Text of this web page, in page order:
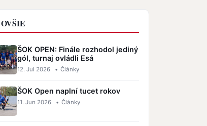
ŠOK OPEN: Finále rozhodol jediný
gól, turnaj ovládli Esá
12. Jul 2026 • Články
ŠOK Open naplní tucet rokov
11. Jun 2026 • Články